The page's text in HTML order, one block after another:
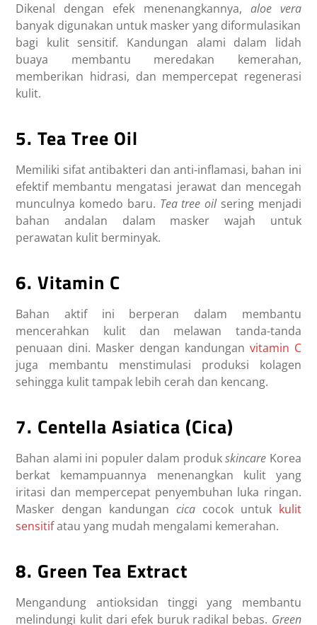
Dikenal dengan efek menenangkannya, aloe vera
banyak digunakan untuk masker yang diformulasikan
bagi kulit sensitif. Kandungan alami dalam lidah
buaya membantu meredakan kemerahan,
memberikan hidrasi, dan mempercepat regenerasi
kulit.
5. Tea Tree Oil
Memiliki sifat antibakteri dan anti-inflamasi, bahan ini
efektif membantu mengatasi jerawat dan mencegah
munculnya komedo baru. Tea tree oilsering menjadi
bahan andalan dalam masker wajah untuk
perawatan kulit berminyak.
6. Vitamin C
Bahan aktif ini berperan dalam membantu
mencerahkan kulit dan melawan tanda-tanda
penuaan dini. Masker dengan kandungan vitamin C
juga membantu menstimulasi produksi kolagen
sehingga kulit tampak lebih cerah dan kencang.
7. Centella Asiatica (Cica)
Bahan alami ini populer dalam produkskincare Korea
berkat kemampuannya menenangkan kulit yang
iritasi dan mempercepat penyembuhan luka ringan.
Masker dengan kandungan cica cocok untuk kulit
sensitifatau yang mudah mengalami kemerahan.
8. Green Tea Extract
Mengandung antioksidan tinggi yang membantu
melindungi kulit dari efek buruk radikal bebas. Green